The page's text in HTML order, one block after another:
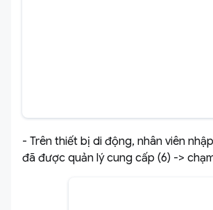
- Trên thiết bị di động, nhân viên
đã được quản lý cung cấp (6) ->